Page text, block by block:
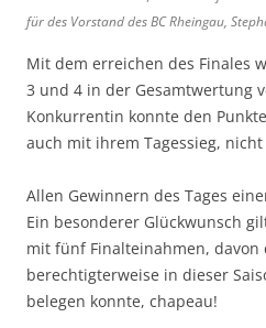
für des Vorstand des BC Rheingau,
Mit dem erreichen des Finales
3 und 4 in der Gesamtwertung
Konkurrentin konnte den
auch mit ihrem Tagessieg,
Allen Gewinnern des Tages
Ein besonderer Glückwunsch
mit fünf Finalteinahmen, davon
berechtigterweise in dieser
belegen konnte, chapeau!